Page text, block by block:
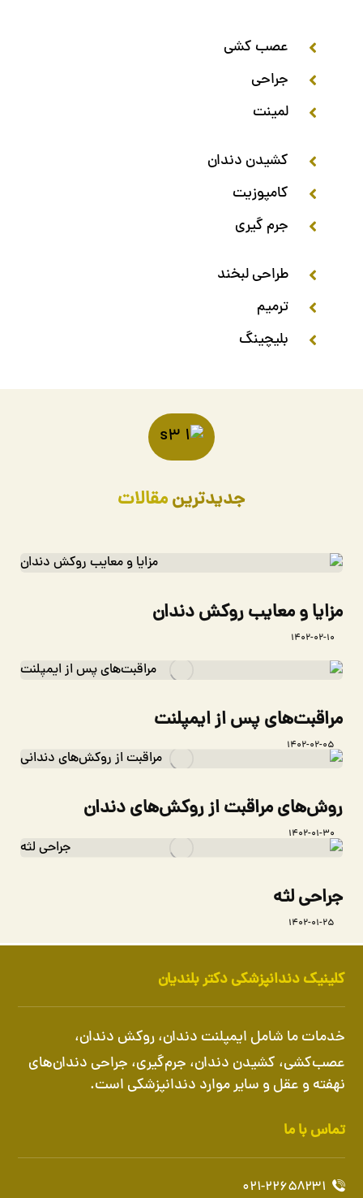
عصب کشی
جراحی
لمینت
کشیدن دندان
کامپوزیت
جرم گیری
طراحی لبخند
ترمیم
بلیچینگ
جدیدترینمقالات
مزایا و معایب روکش دندان
۱۴۰۲-۰۲-۱۰
مراقبت‌های پس از ایمپلنت
۱۴۰۲-۰۲-۰۵
روش‌های مراقبت از روکش‌های دندان
۱۴۰۲-۰۱-۳۰
جراحی لثه
۱۴۰۲-۰۱-۲۵
کلینیک دندانپزشکی دکتر بلندیان
خدمات ما شامل ایمپلنت دندان،روکش دندان،
عصب‌کشی، کشیدن دندان، جرم‌گیری، جراحی دندان‌های
نهفته و عقل و سایر موارد دندانپزشکی است.
تماس با ما
۰۲۱-۲۲۶۵۸۲۳۱